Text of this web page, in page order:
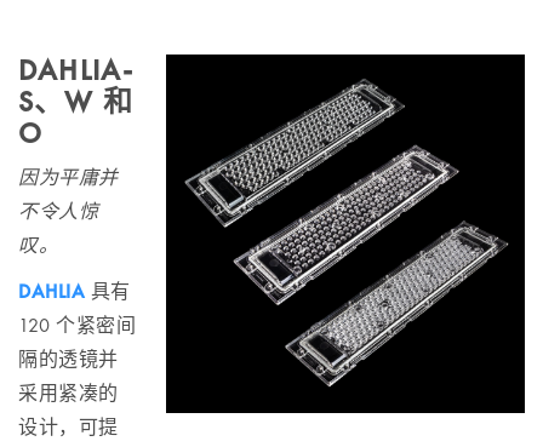
DAHLIA-
S、W 和
O
因为平庸并
不令人惊
叹。
DAHLIA 具有
120 个紧密间
隔的透镜并
采用紧凑的
设计，可提